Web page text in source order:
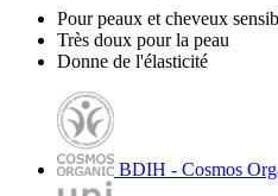
Pour peaux et cheveux
Très doux pour la peau
Donne de l'élasticité
BDIH - Cosmos